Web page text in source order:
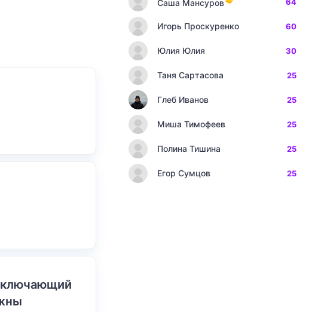
Саша Мансуров
Игорь Проскуренко 60
Юлия Юлия 30
Таня Сартасова 25
Глеб Иванов 25
Миша Тимофеев 25
Полина Тишина 25
Егор Сумцов 25